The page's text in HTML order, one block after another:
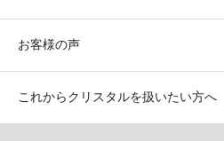
お客様の声
これからクリスタルを扱いたい方へ